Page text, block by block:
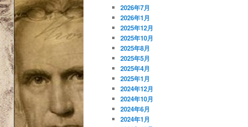
2026年7月
2026年1月
2025年12月
2025年10月
2025年8月
2025年5月
2025年4月
2025年1月
2024年12月
2024年10月
2024年6月
2024年1月